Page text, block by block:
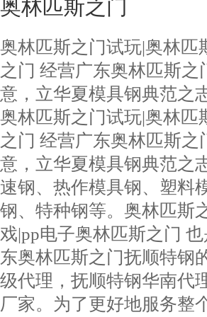
奥林匹斯之门
奥林匹斯之门试玩|奥林匹
之门 经营广东奥林匹斯
意，立华夏模具钢典范之
奥林匹斯之门试玩|奥林匹
之门 经营广东奥林匹斯
意，立华夏模具钢典范之
速钢、热作模具钢、塑料
钢、特种钢等。奥林匹斯
戏|pp电子奥林匹斯之门
东奥林匹斯之门抚顺特钢
级代理，抚顺特钢华南代
厂家。为了更好地服务整